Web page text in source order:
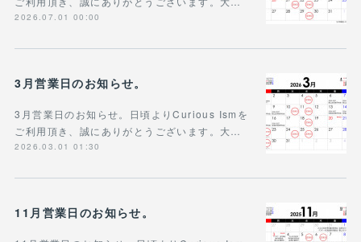
2026.07.01 00:00
3月営業日のお知らせ。
3月営業日のお知らせ。日頃よりCurious Ismを
ご利用頂き、誠にありがとうございます。大…
2026.03.01 01:30
11月営業日のお知らせ。